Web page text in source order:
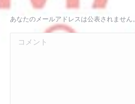
あなたのメールアドレスは公表されません。
コメント